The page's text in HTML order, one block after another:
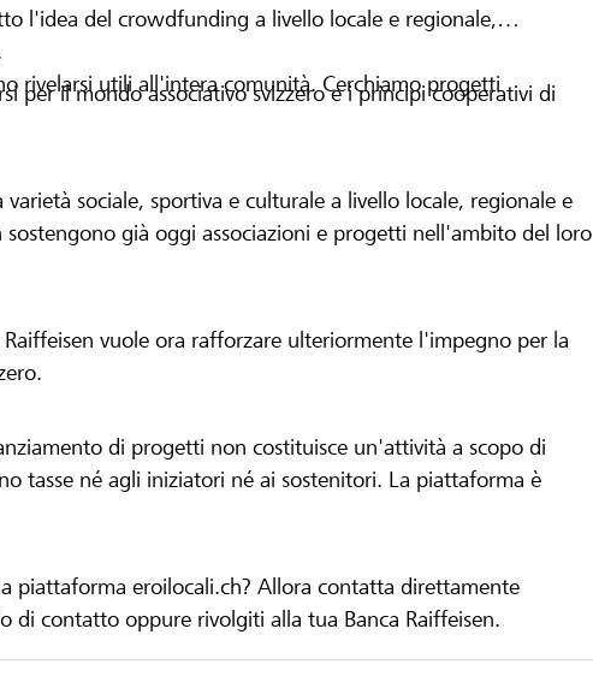
l'idea del crowdfunding a livello locale e regionale,
rivelarsi utili all'intera comunità. Cerchiamo progetti
per il mondo associativo svizzero e i principi cooperativi di
sociale, sportiva e culturale a livello locale, regionale e
sostengono già oggi associazioni e progetti nell'ambito del loro
vuole ora rafforzare ulteriormente l'impegno per la
di progetti non costituisce un'attività a scopo di
tasse né agli iniziatori né ai sostenitori. La piattaforma è
piattaforma eroilocali.ch? Allora contatta direttamente
di contatto oppure rivolgiti alla tua Banca Raiffeisen.